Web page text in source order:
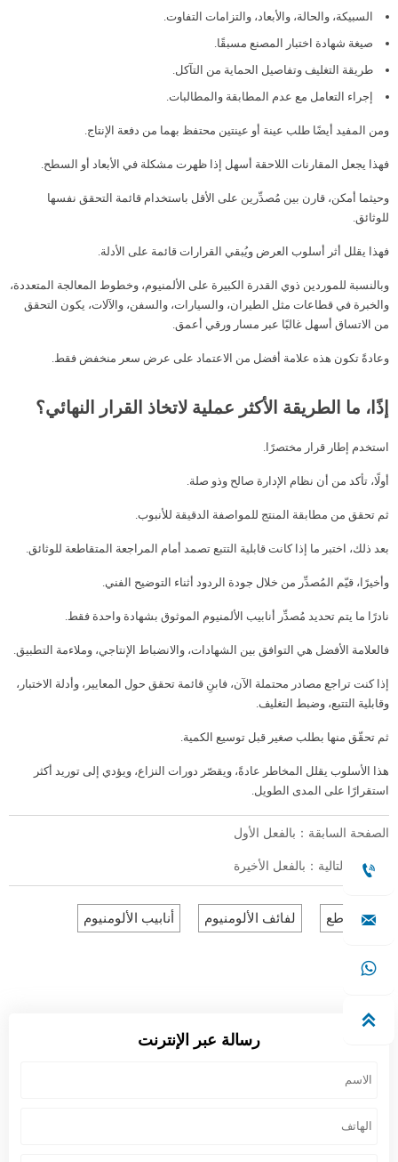
السبيكة، والحالة، والأبعاد، والتزامات التفاوت.
صيغة شهادة اختبار المصنع مسبقًا.
طريقة التغليف وتفاصيل الحماية من التآكل.
إجراء التعامل مع عدم المطابقة والمطالبات.
ومن المفيد أيضًا طلب عينة أو عينتين محتفظ بهما من دفعة الإنتاج.
فهذا يجعل المقارنات اللاحقة أسهل إذا ظهرت مشكلة في الأبعاد أو السطح.
وحيثما أمكن، قارن بين مُصدِّرين على الأقل باستخدام قائمة التحقق نفسها
للوثائق.
فهذا يقلل أثر أسلوب العرض ويُبقي القرارات قائمة على الأدلة.
وبالنسبة للموردين ذوي القدرة الكبيرة على الألمنيوم، وخطوط المعالجة المتعددة،
والخبرة في قطاعات مثل الطيران، والسيارات، والسفن، والآلات، يكون التحقق
من الاتساق أسهل غالبًا عبر مسار ورقي أعمق.
وعادةً تكون هذه علامة أفضل من الاعتماد على عرض سعر منخفض فقط.
إذًا، ما الطريقة الأكثر عملية لاتخاذ القرار النهائي؟
استخدم إطار قرار مختصرًا.
أولًا، تأكد من أن نظام الإدارة صالح وذو صلة.
ثم تحقق من مطابقة المنتج للمواصفة الدقيقة للأنبوب.
بعد ذلك، اختبر ما إذا كانت قابلية التتبع تصمد أمام المراجعة المتقاطعة للوثائق.
وأخيرًا، قيّم المُصدِّر من خلال جودة الردود أثناء التوضيح الفني.
نادرًا ما يتم تحديد مُصدِّر أنابيب الألمنيوم الموثوق بشهادة واحدة فقط.
فالعلامة الأفضل هي التوافق بين الشهادات، والانضباط الإنتاجي، وملاءمة التطبيق.
إذا كنت تراجع مصادر محتملة الآن، فابنِ قائمة تحقق حول المعايير، وأدلة الاختبار،
وقابلية التتبع، وضبط التغليف.
ثم تحقّق منها بطلب صغير قبل توسيع الكمية.
هذا الأسلوب يقلل المخاطر عادةً، ويقصّر دورات النزاع، ويؤدي إلى توريد أكثر
استقرارًا على المدى الطويل.
الصفحة السابقة：بالفعل الأول
الصفحة التالية：بالفعل الأخيرة
المقاطع لفائف الألومنيوم أنابيب الألومنيوم
رسالة عبر الإنترنت



